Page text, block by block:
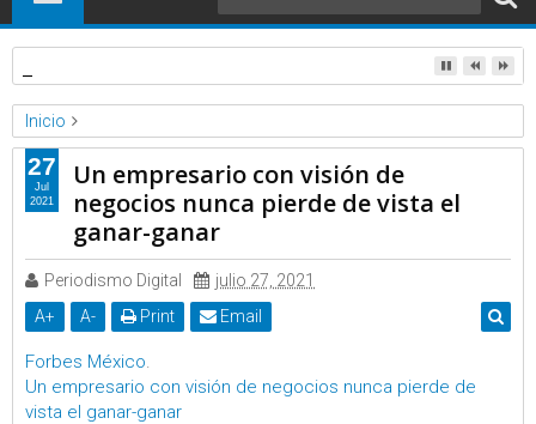
La SEC investiga a Tesla por denuncia de defectos en los
Inicio
Forbes
Noticias
Un empresario con visión de negocios nunca pierde de vista el
ganar-ganar
Un empresario con visión de
negocios nunca pierde de vista el
ganar-ganar
Periodismo Digital
julio 27, 2021
A+ A- Print Email
Forbes México.
Un empresario con visión de negocios nunca pierde de
vista el ganar-ganar
27
Jul
2021